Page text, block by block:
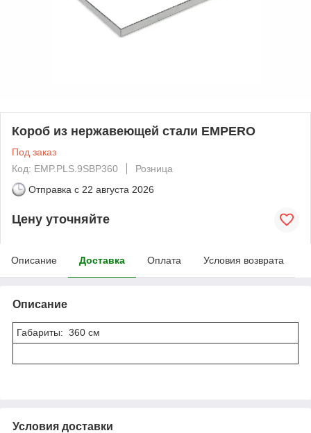
Короб из нержавеющей стали EMPERO
Под заказ
Код: EMP.PLS.9SBP360
Розница
Отправка с 22 августа 2026
Цену уточняйте
Описание Доставка Оплата Условия возврата
Описание
Габариты: 360 см
Условия доставки